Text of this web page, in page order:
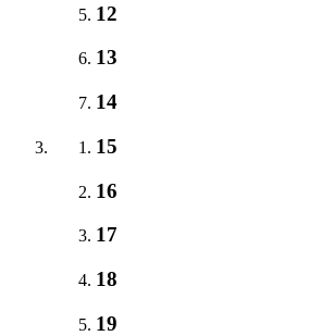
12
13
14
15
16
17
18
19